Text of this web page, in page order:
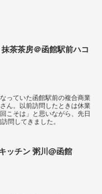
茶茶房＠函館駅前ハコ
っていた函館駅前の複合商業
ん。以前訪問したときは休業
こそは」と思いながら、先日
問してきました。
ッチン 粥川@函館